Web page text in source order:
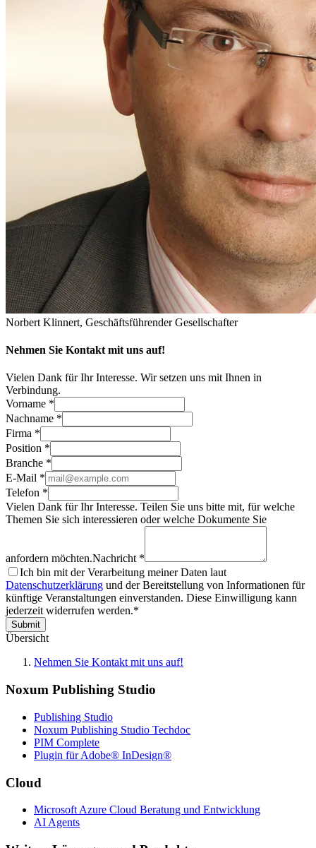
Norbert Klinnert, Geschäftsführender Gesellschafter
Nehmen Sie Kontakt mit uns auf!
Vielen Dank für Ihr Interesse. Wir setzen uns mit Ihnen in
Verbindung.
Vorname *
Nachname *
Firma *
Position *
Branche *
E-Mail *
Telefon *
Vielen Dank für Ihr Interesse. Teilen Sie uns bitte mit, für welche
Themen Sie sich interessieren oder welche Dokumente Sie
anfordern möchten.Nachricht *
Ich bin mit der Verarbeitung meiner Daten laut
Datenschutzerklärung und der Bereitstellung von Informationen für
künftige Veranstaltungen einverstanden. Diese Einwilligung kann
jederzeit widerrufen werden.*
Submit
Übersicht
Nehmen Sie Kontakt mit uns auf!
Noxum Publishing Studio
Publishing Studio
Noxum Publishing Studio Techdoc
PIM Complete
Plugin für Adobe® InDesign®
Cloud
Microsoft Azure Cloud Beratung und Entwicklung
AI Agents